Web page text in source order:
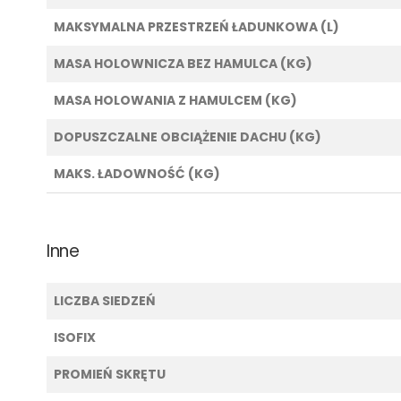
MAKSYMALNA PRZESTRZEŃ ŁADUNKOWA (L)
MASA HOLOWNICZA BEZ HAMULCA (KG)
MASA HOLOWANIA Z HAMULCEM (KG)
DOPUSZCZALNE OBCIĄŻENIE DACHU (KG)
MAKS. ŁADOWNOŚĆ (KG)
Inne
LICZBA SIEDZEŃ
ISOFIX
PROMIEŃ SKRĘTU